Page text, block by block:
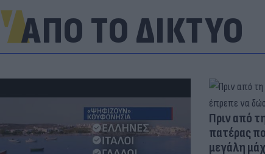
ΑΠΟ ΤΟ ΔΙΚΤΥΟ
Πριν από
πατέρας
μεγάλη